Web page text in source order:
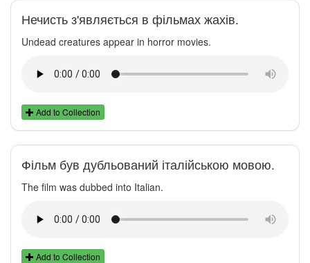
Нечисть з'являється в фільмах жахів.
Undead creatures appear in horror movies.
Add to Collection
Фільм був дубльований італійською мовою.
The film was dubbed into Italian.
Add to Collection